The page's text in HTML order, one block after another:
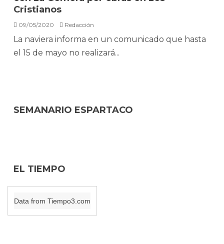
Cristianos
09/05/2020 Redacción
La naviera informa en un comunicado que hasta
el 15 de mayo no realizará...
SEMANARIO ESPARTACO
EL TIEMPO
Data from Tiempo3.com